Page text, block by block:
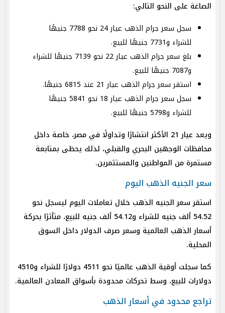
الصاغة على النحو التالي:
سجل سعر جرام الذهب عيار 24 نحو 7788 جنيهًا
للشراء و7731 جنيهًا للبيع.
بلغ سعر جرام الذهب عيار 22 نحو 7139 جنيهًا للشراء
و7087 جنيهًا للبيع.
استقر سعر جرام الذهب عيار 21 عند 6815 جنيهًا.
سجل سعر جرام الذهب عيار 18 نحو 5841 جنيهًا
للشراء و5798 جنيهًا للبيع.
ويعد عيار 21 الأكثر انتشارًا وتداولًا في مصر، خاصة داخل
محافظات الوجهين البحري والقبلي، لذلك يحظى بمتابعة
مستمرة من المواطنين والمستثمرين.
سعر الجنيه الذهب اليوم
استقر سعر الجنيه الذهب خلال تعاملات اليوم ليسجل نحو
54.52 ألف جنيه للشراء و54.12 ألف جنيه للبيع، متأثرًا بحركة
أسعار الذهب العالمية وسعر صرف الدولار داخل السوق
المحلية.
كما سجلت أوقية الذهب عالميًا نحو 4511 دولارًا للشراء و4510
دولارات للبيع، وسط تحركات محدودة بأسواق المعادن العالمية.
تراجع محدود في أسعار الذهب